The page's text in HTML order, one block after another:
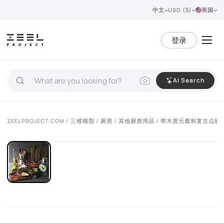
中文 USD ($) 美国
登录
AI Search
ZEELPROJECT.COM / 三维模型 / 厨房 / 其他厨房用品 / 带木质元素和复古点缀
VIEW 360°